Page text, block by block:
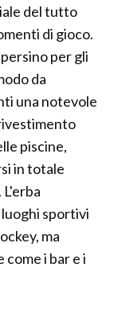
del tutto
di gioco.
per gli
da
una notevole
piscine,
in totale
sportivi
ma
i bar e i